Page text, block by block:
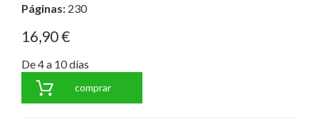
Páginas: 230
16,90 €
De 4 a 10 días
comprar